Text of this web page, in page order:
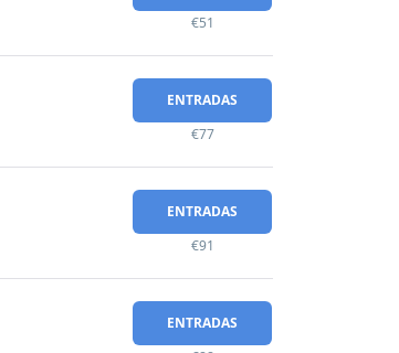
€51
ENTRADAS
€77
ENTRADAS
€91
ENTRADAS